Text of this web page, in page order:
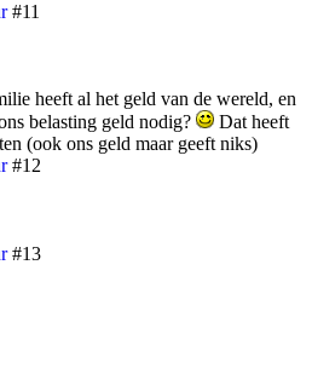
#11
heeft al het geld van de wereld, en
belasting geld nodig?
Dat heeft
(ook ons geld maar geeft niks)
#12
#13